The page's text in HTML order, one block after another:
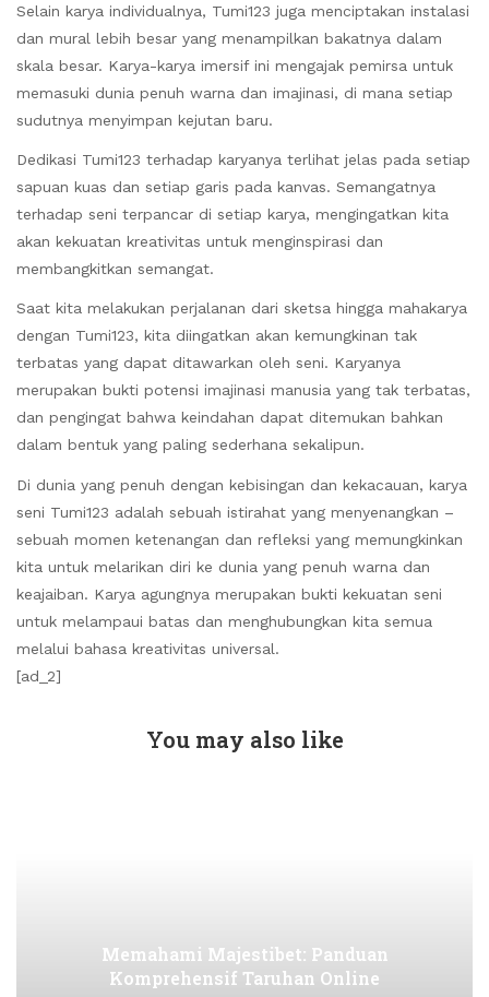
Selain karya individualnya, Tumi123 juga menciptakan instalasi
dan mural lebih besar yang menampilkan bakatnya dalam
skala besar. Karya-karya imersif ini mengajak pemirsa untuk
memasuki dunia penuh warna dan imajinasi, di mana setiap
sudutnya menyimpan kejutan baru.
Dedikasi Tumi123 terhadap karyanya terlihat jelas pada setiap
sapuan kuas dan setiap garis pada kanvas. Semangatnya
terhadap seni terpancar di setiap karya, mengingatkan kita
akan kekuatan kreativitas untuk menginspirasi dan
membangkitkan semangat.
Saat kita melakukan perjalanan dari sketsa hingga mahakarya
dengan Tumi123, kita diingatkan akan kemungkinan tak
terbatas yang dapat ditawarkan oleh seni. Karyanya
merupakan bukti potensi imajinasi manusia yang tak terbatas,
dan pengingat bahwa keindahan dapat ditemukan bahkan
dalam bentuk yang paling sederhana sekalipun.
Di dunia yang penuh dengan kebisingan dan kekacauan, karya
seni Tumi123 adalah sebuah istirahat yang menyenangkan –
sebuah momen ketenangan dan refleksi yang memungkinkan
kita untuk melarikan diri ke dunia yang penuh warna dan
keajaiban. Karya agungnya merupakan bukti kekuatan seni
untuk melampaui batas dan menghubungkan kita semua
melalui bahasa kreativitas universal.
[ad_2]
You may also like
Memahami Majestibet: Panduan
Komprehensif Taruhan Online